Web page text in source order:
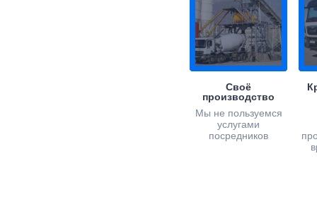
Своё
производство
Мы не пользуемся
услугами
посредников